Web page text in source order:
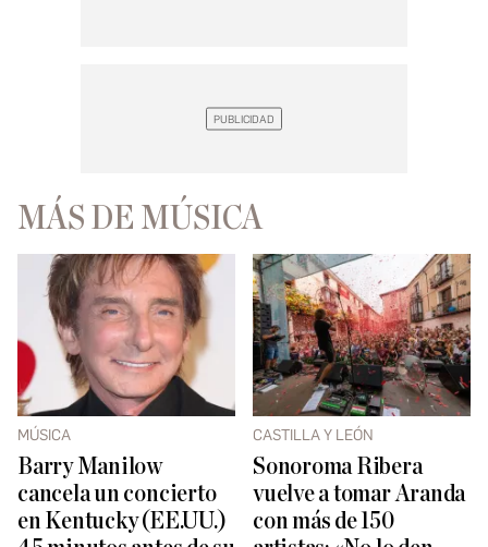
MÁS DE MÚSICA
MÚSICA
Barry Manilow
cancela un concierto
en Kentucky (EE.UU.)
CASTILLA Y LEÓN
Sonoroma Ribera
vuelve a tomar Aranda
con más de 150